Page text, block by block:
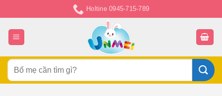
đến
nội
dung
Holtine 0945-715-789
Tìm
kiếm: